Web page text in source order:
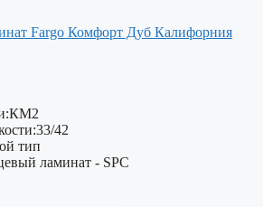
Fargo Комфорт Дуб Калифорния
КМ2
33/42
тип
ламинат - SPC